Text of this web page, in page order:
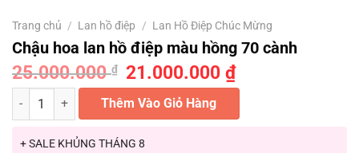
Trang chủ / Lan hồ điệp / Lan Hồ Điệp Chúc Mừng
Chậu hoa lan hồ điệp màu hồng 70 cành
25.000.000₫
Giá
gốc
là:
25.000.000 ₫.
21.000.000 ₫Giá
hiện
tại
Chậu hoa lan hồ điệp màu hồng 70 cành số lượng
Thêm Vào Giỏ Hàng
+ SALE KHỦNG THÁNG 8